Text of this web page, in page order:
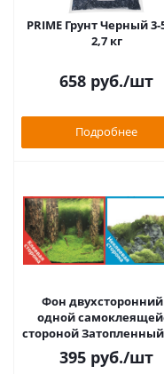
PRIME Грунт Черный
2,7 кг
658 руб./шт
Подробнее
Фон двухсторонний
одной
стороной
Камни с растениями
30x60см 9086+/90
395 руб./шт